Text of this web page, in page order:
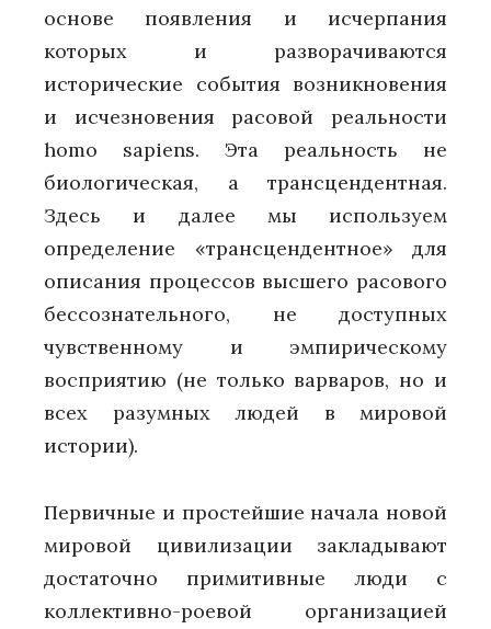
основе появления и исчерпания
которых и разворачиваются
исторические события возникновения
и исчезновения расовой реальности
homo sapiens. Эта реальность не
биологическая, а трансцендентная.
Здесь и далее мы используем
определение «трансцендентное» для
описания процессов высшего расового
бессознательного, не доступных
чувственному и эмпирическому
восприятию (не только варваров, но и
всех разумных людей в мировой
истории).
Первичные и простейшие начала новой
мировой цивилизации закладывают
достаточно примитивные люди с
коллективно-роевой организацией